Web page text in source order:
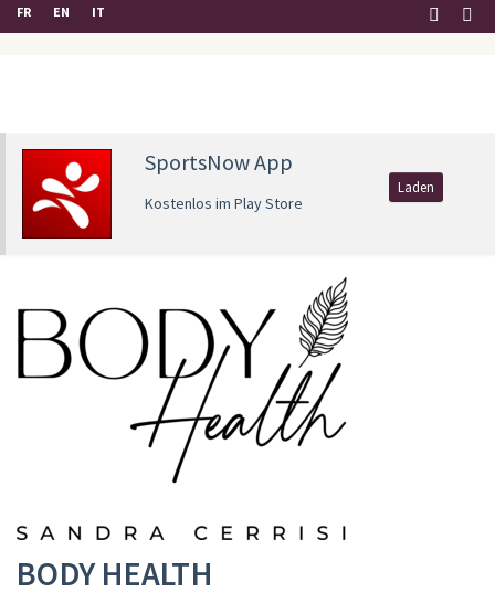
FR EN IT
SportsNow App
Kostenlos im Play Store
Laden
BODY HEALTH